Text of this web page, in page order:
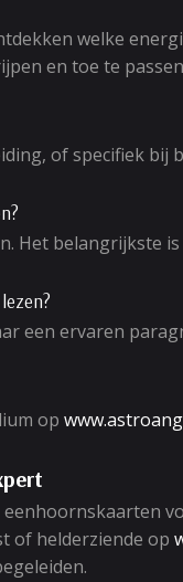
welke
en toe te
of specifiek
Het belangrijkste
een ervaren
op
of helderziende op